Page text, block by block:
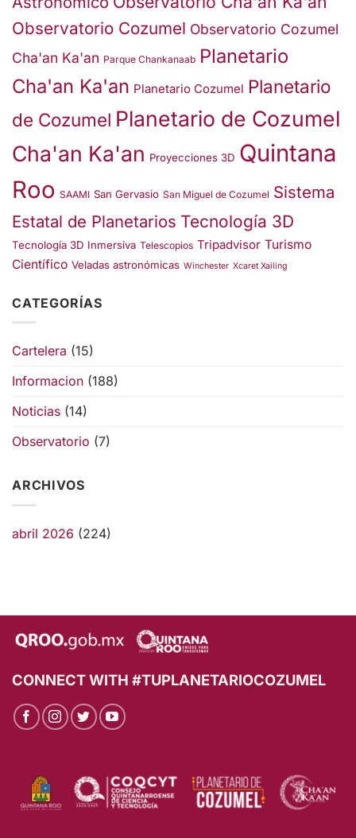
Observatorio Cozumel Observatorio Cozumel
Cha'an Ka'an Parque Chankanaab Planetario
Cha'an Ka'an Planetario Cozumel Planetario
de Cozumel Planetario de Cozumel
Cha'an Ka'an Proyecciones 3D Quintana
Roo SAAMI San Gervasio San Miguel de Cozumel Sistema
Estatal de Planetarios Tecnología 3D
Tecnología 3D Inmersiva Telescopios Tripadvisor Turismo
Científico Veladas astronómicas Winchester Xcaret Xailing
CATEGORÍAS
Cartelera (15)
Informacion (188)
Noticias (14)
Observatorio (7)
ARCHIVOS
abril 2026 (224)
CONNECT WITH #TUPLANETARIOCOZUMEL